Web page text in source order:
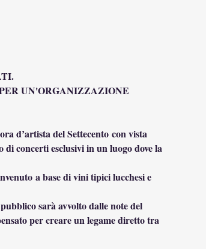
UN'ORGANIZZAZIONE
d’artista del Settecento con vista
concerti esclusivi in un luogo dove la
a base di vini tipici lucchesi e
sarà avvolto dalle note del
per creare un legame diretto tra